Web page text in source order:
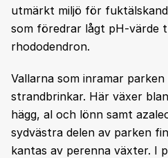
utmärkt miljö för
som föredrar lågt pH-värde
rhododendron.
Vallarna som inramar
strandbrinkar. Här växer
hägg, al och lönn samt
sydvästra delen av parken
kantas av perenna växter. I